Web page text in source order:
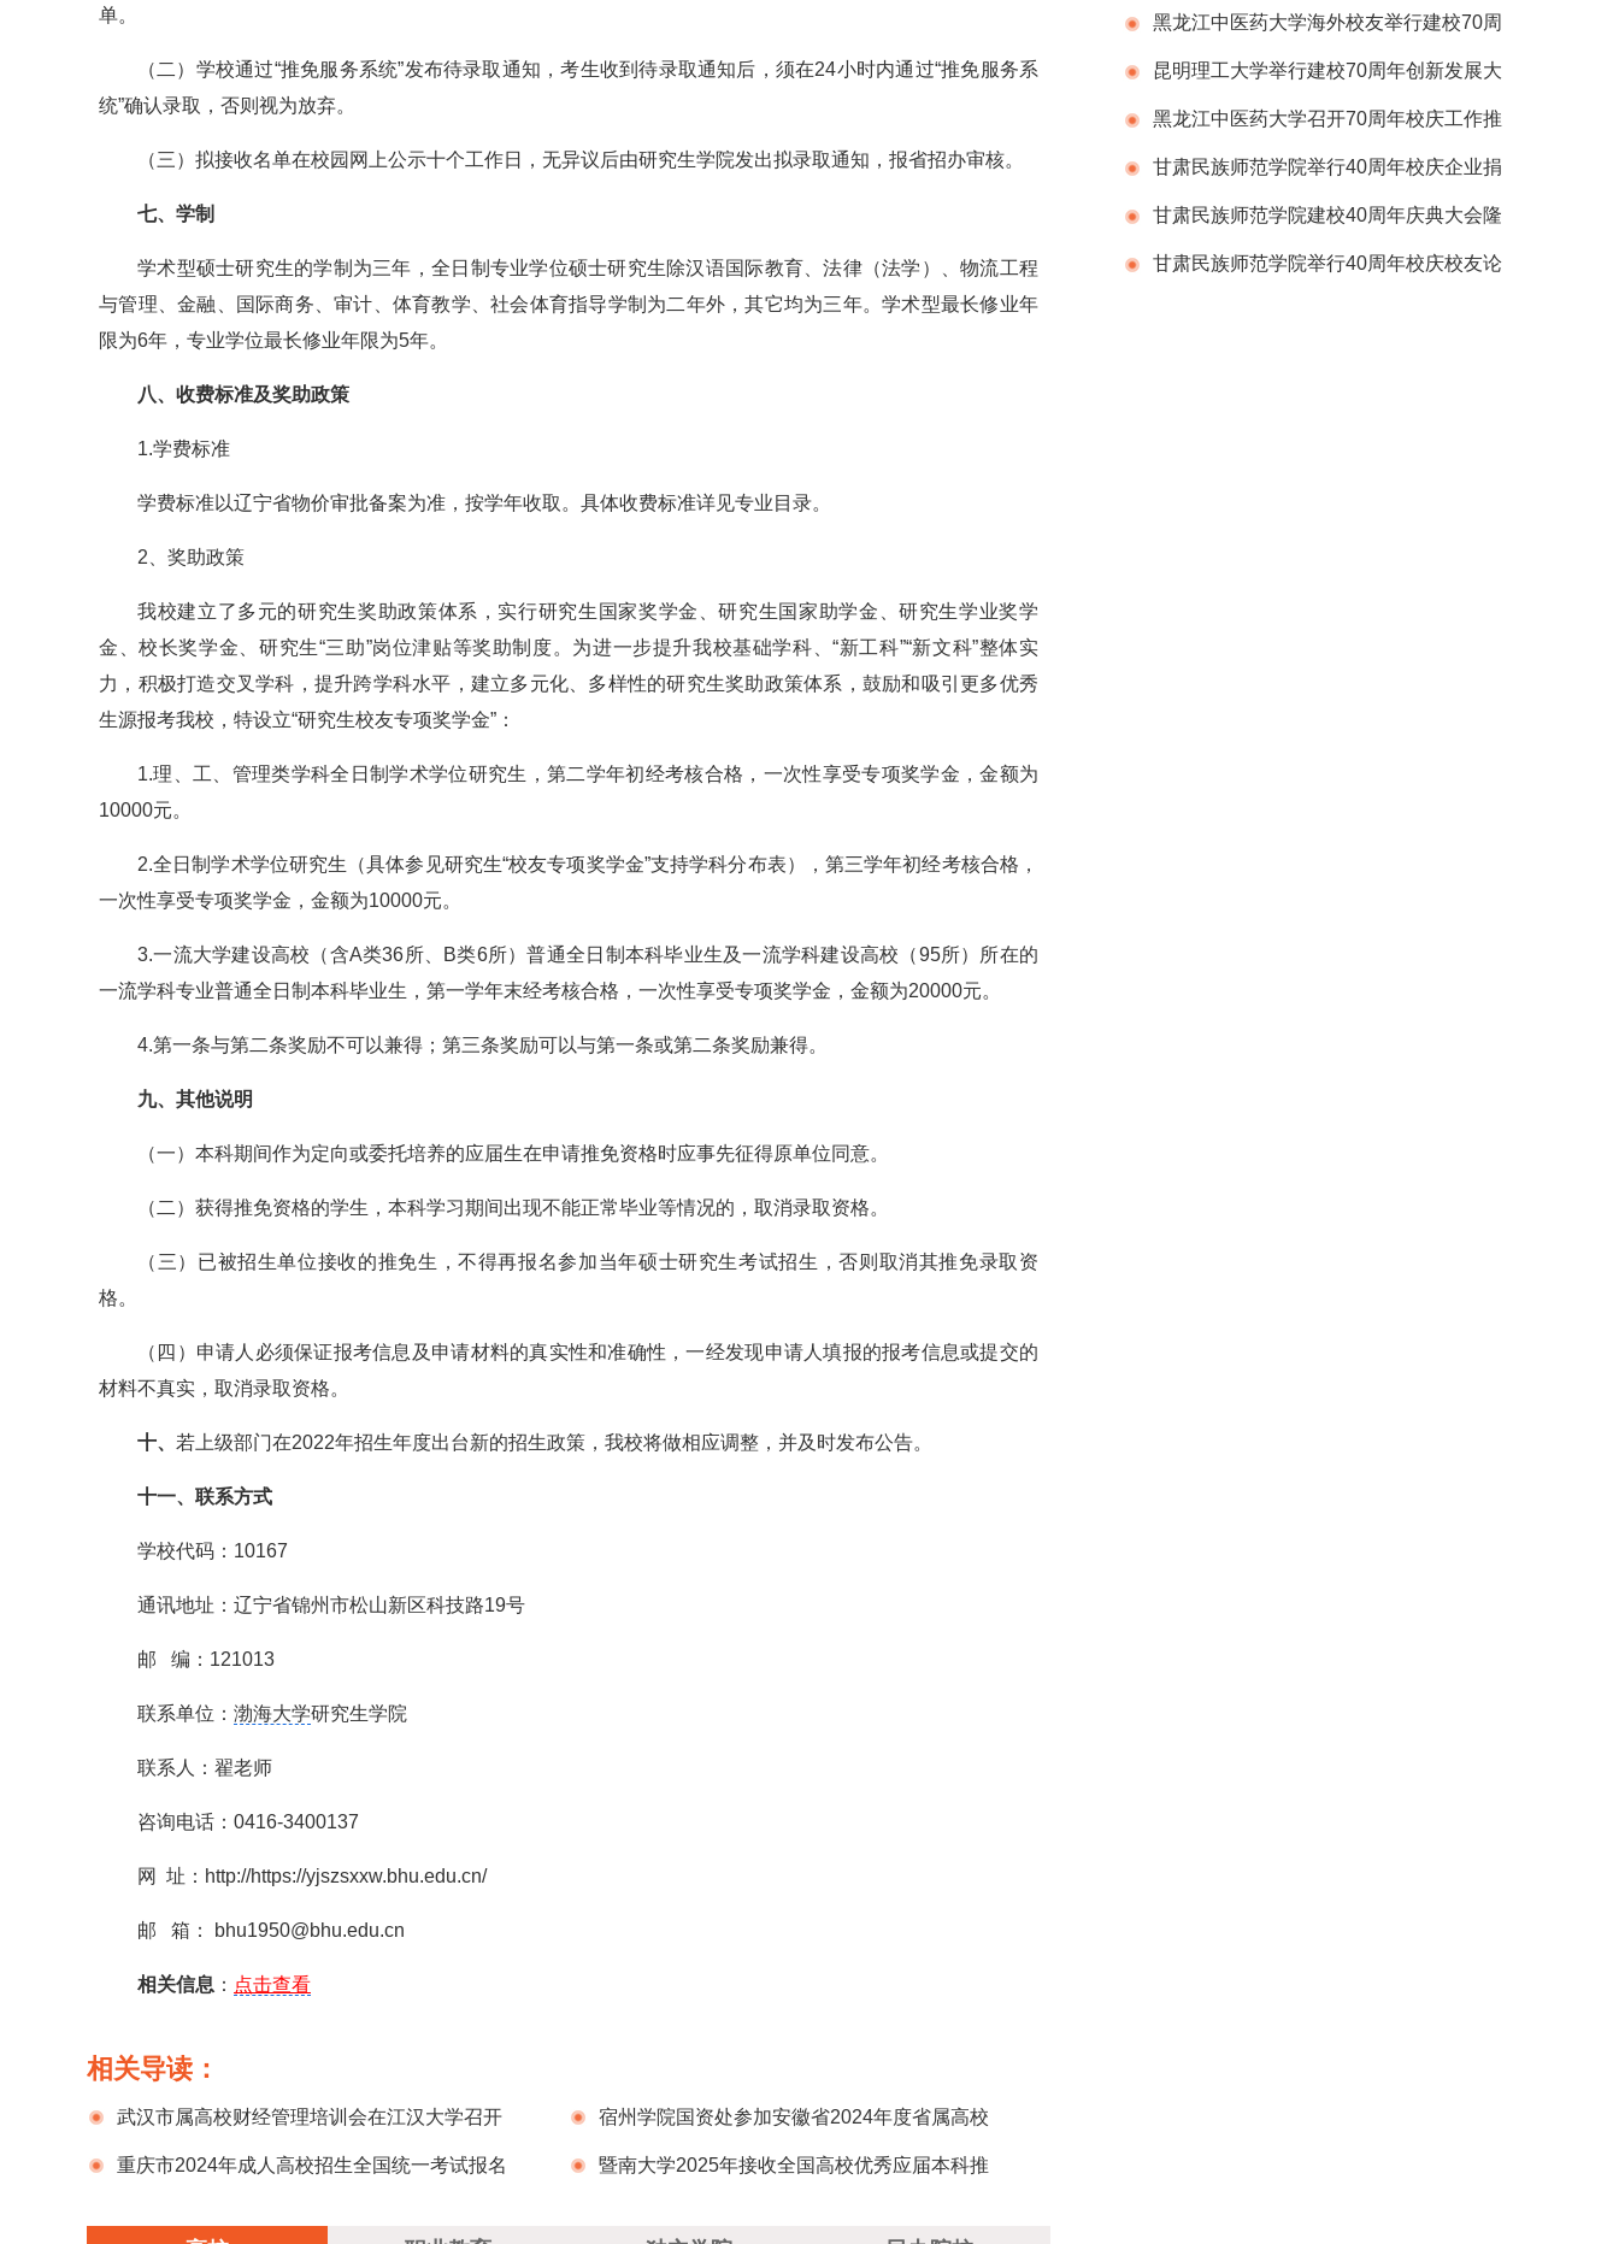
单。
（二）学校通过“推免服务系统”发布待录取通知，考生收到待录取通知后，须在24小时内通过“推免服务系
统”确认录取，否则视为放弃。
（三）拟接收名单在校园网上公示十个工作日，无异议后由研究生学院发出拟录取通知，报省招办审核。
七、学制
学术型硕士研究生的学制为三年，全日制专业学位硕士研究生除汉语国际教育、法律（法学）、物流工程
与管理、金融、国际商务、审计、体育教学、社会体育指导学制为二年外，其它均为三年。学术型最长修业年
限为6年，专业学位最长修业年限为5年。
八、收费标准及奖助政策
1.学费标准
学费标准以辽宁省物价审批备案为准，按学年收取。具体收费标准详见专业目录。
2、奖助政策
我校建立了多元的研究生奖助政策体系，实行研究生国家奖学金、研究生国家助学金、研究生学业奖学
金、校长奖学金、研究生“三助”岗位津贴等奖助制度。为进一步提升我校基础学科、“新工科”“新文科”整体实
力，积极打造交叉学科，提升跨学科水平，建立多元化、多样性的研究生奖助政策体系，鼓励和吸引更多优秀
生源报考我校，特设立“研究生校友专项奖学金”：
1.理、工、管理类学科全日制学术学位研究生，第二学年初经考核合格，一次性享受专项奖学金，金额为
10000元。
2.全日制学术学位研究生（具体参见研究生“校友专项奖学金”支持学科分布表），第三学年初经考核合格，
一次性享受专项奖学金，金额为10000元。
3.一流大学建设高校（含A类36所、B类6所）普通全日制本科毕业生及一流学科建设高校（95所）所在的
一流学科专业普通全日制本科毕业生，第一学年末经考核合格，一次性享受专项奖学金，金额为20000元。
4.第一条与第二条奖励不可以兼得；第三条奖励可以与第一条或第二条奖励兼得。
九、其他说明
（一）本科期间作为定向或委托培养的应届生在申请推免资格时应事先征得原单位同意。
（二）获得推免资格的学生，本科学习期间出现不能正常毕业等情况的，取消录取资格。
（三）已被招生单位接收的推免生，不得再报名参加当年硕士研究生考试招生，否则取消其推免录取资
格。
（四）申请人必须保证报考信息及申请材料的真实性和准确性，一经发现申请人填报的报考信息或提交的
材料不真实，取消录取资格。
十、 若上级部门在2022年招生年度出台新的招生政策，我校将做相应调整，并及时发布公告。
十一、联系方式
学校代码：10167
通讯地址：辽宁省锦州市松山新区科技路19号
邮 编：121013
联系单位： 渤海大学研究生学院
联系人：翟老师
咨询电话：0416-3400137
网 址：http://https://yjszsxxw.bhu.edu.cn/
邮 箱： bhu1950@bhu.edu.cn
相关信息 ： 点击查看
相关导读：
武汉市属高校财经管理培训会在江汉大学召开 宿州学院国资处参加安徽省2024年度省属高校
采购业务技能培训会议并作经验交流发言
重庆市2024年成人高校招生全国统一考试报名 暨南大学2025年接收全国高校优秀应届本科推
黑龙江中医药大学海外校友举行建校70周
年庆祝活动
昆明理工大学举行建校70周年创新发展大
会 黑龙江中医药大学召开70周年校庆工作推
进会议甘肃民族师范学院举行40周年校庆企业捐
赠仪式甘肃民族师范学院建校40周年庆典大会隆
重举行甘肃民族师范学院举行40周年校庆校友论